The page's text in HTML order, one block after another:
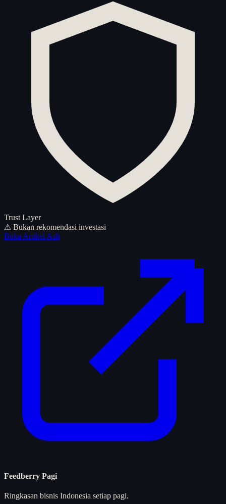
Trust Layer
⚠ Bukan rekomendasi investasi
Buka Artikel Asli
Feedberry Pagi
Ringkasan bisnis Indonesia setiap pagi.